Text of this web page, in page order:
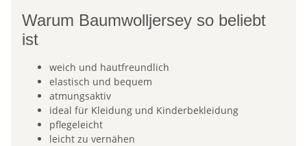
Warum Baumwolljersey so beliebt
ist
weich und hautfreundlich
elastisch und bequem
atmungsaktiv
ideal für Kleidung und Kinderbekleidung
pflegeleicht
leicht zu vernähen